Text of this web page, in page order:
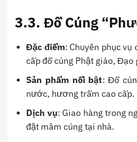
3.3. Đồ Cúng
Đặc điểm: Chuyên phục vụ
cấp đồ cúng Phật giáo, Đạo
Sản phẩm nổi bật: Đồ
nước, hương trầm cao cấp.
Dịch vụ: Giao hàng trong
đặt mâm cúng tại nhà.